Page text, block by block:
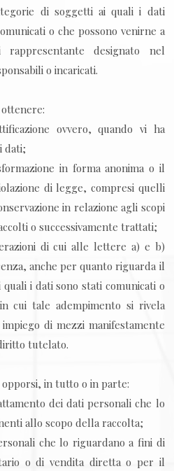
di soggetti ai quali i dati
o che possono venirne a
designato nel
o incaricati.
ovvero, quando vi ha
dati;
in forma anonima o il
di legge, compresi quelli
in relazione agli scopi
o successivamente trattati;
di cui alle lettere a) e b)
anche per quanto riguarda il
i dati sono stati comunicati o
cui tale adempimento si rivela
di mezzi manifestamente
tutelato.
in tutto o in parte:
dei dati personali che lo
allo scopo della raccolta;
che lo riguardano a fini di
o di vendita diretta o per il